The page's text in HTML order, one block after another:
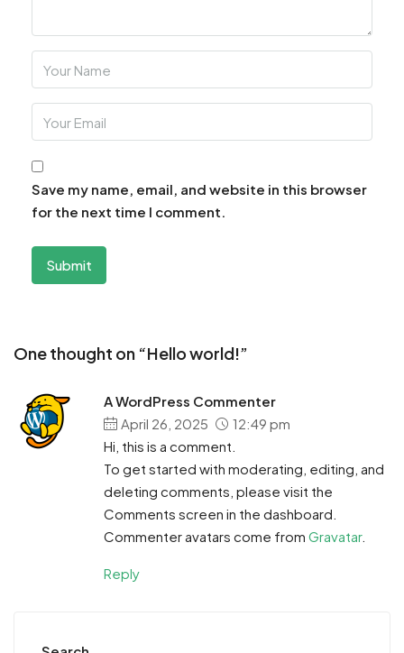
Save my name, email, and website in this browser
for the next time I comment.
One thought on “Hello world!”
A WordPress Commenter
April 26, 2025
12:49 pm
Hi, this is a comment.
To get started with moderating, editing, and
deleting comments, please visit the
Comments screen in the dashboard.
Commenter avatars come from Gravatar.
Reply